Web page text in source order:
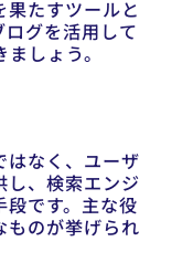
果たすツールと
グを活用して
しょう。
はなく、ユーザ
し、検索エンジ
段です。主な役
ものが挙げられ